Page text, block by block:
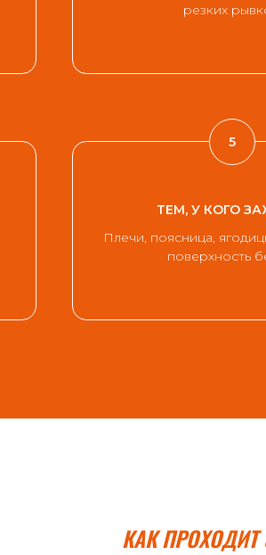
резких
ТЕМ, У КОГО
Плечи, поясница,
поверхность
КАК ПРОХОДИТ